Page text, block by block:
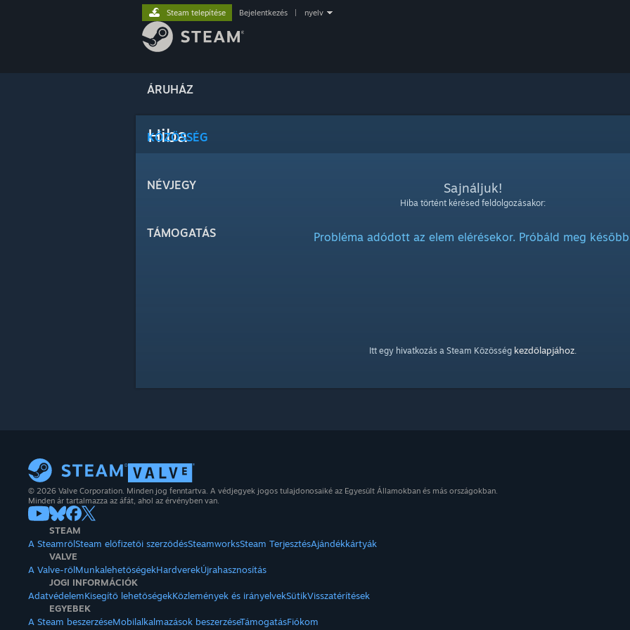
ÁRUHÁZ
KÖZÖSSÉG
NÉVJEGY
TÁMOGATÁS
Steam telepítése Bejelentkezés nyelv
Hiba
Sajnáljuk!
Hiba történt kérésed feldolgozásakor:
Probléma adódott az elem elérésekor. Próbáld meg
Itt egy hivatkozás a Steam Közösség kezdőlapjához.
© 2026 Valve Corporation. Minden jog fenntartva. A védjegyek jogos tulajdonosaiké az Egyesült Államokban és más országokban.
Minden ár tartalmazza az áfát, ahol az érvényben van.
STEAM
A SteamrőlSteam előfizetői szerződésSteamworksSteam TerjesztésAjándékkártyák
VALVE
A Valve-rőlMunkalehetőségekHardverekÚjrahasznosítás
JOGI INFORMÁCIÓK
AdatvédelemKisegítő lehetőségekKözlemények és irányelvekSütikVisszatérítések
EGYEBEK
A Steam beszerzéseMobilalkalmazások beszerzéseTámogatásFiókom